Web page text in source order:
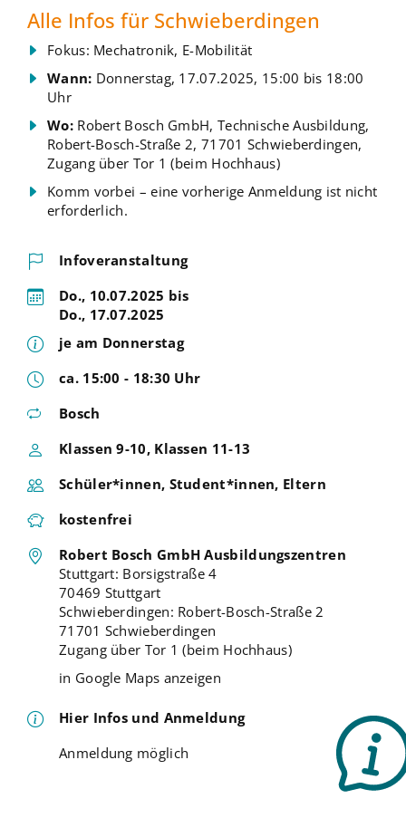
Alle Infos für Schwieberdingen
Fokus: Mechatronik, E-Mobilität
Wann: Donnerstag, 17.07.2025, 15:00 bis 18:00
Uhr
Wo:Robert Bosch GmbH, Technische Ausbildung,
Robert-Bosch-Straße 2, 71701 Schwieberdingen,
Zugang über Tor 1 (beim Hochhaus)
Komm vorbei – eine vorherige Anmeldung ist nicht
erforderlich.
Infoveranstaltung
Do., 10.07.2025 bis
Do., 17.07.2025
je am Donnerstag
ca. 15:00 - 18:30 Uhr
Bosch
Klassen 9-10, Klassen 11-13
Schüler*innen, Student*innen, Eltern
kostenfrei
Robert Bosch GmbH Ausbildungszentren
Stuttgart: Borsigstraße 4
70469 Stuttgart
Schwieberdingen: Robert-Bosch-Straße 2
71701 Schwieberdingen
Zugang über Tor 1 (beim Hochhaus)
in Google Maps anzeigen
Hier Infos und Anmeldung
Anmeldung möglich